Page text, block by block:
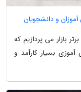
و کتابخوان برتر بازار می پردازیم که
بسیار کارآمد و